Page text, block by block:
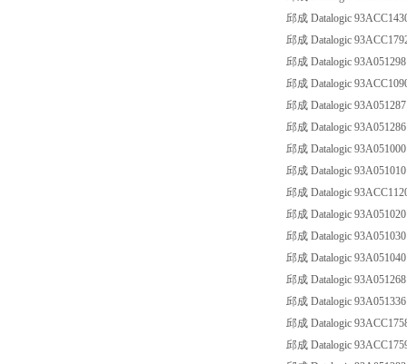
邱成 Datalogic
邱成 Datalogic
邱成 Datalogic
邱成 Datalogic
邱成 Datalogic
邱成 Datalogic
邱成 Datalogic
邱成 Datalogic
邱成 Datalogic
邱成 Datalogic
邱成 Datalogic
邱成 Datalogic
邱成 Datalogic
邱成 Datalogic
邱成 Datalogic
邱成 Datalogic